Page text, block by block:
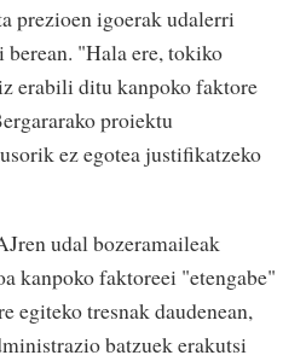
prezioen igoerak udalerri
"Hala ere, tokiko
erabili ditu kanpoko faktore
proiektu
ez egotea justifikatzeko
udal bozeramaileak
kanpoko faktoreei "etengabe"
egiteko tresnak daudenean,
batzuek erakutsi